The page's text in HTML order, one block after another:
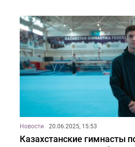
Новости 20.06.2025, 15:53
Казахстанские гимнасты